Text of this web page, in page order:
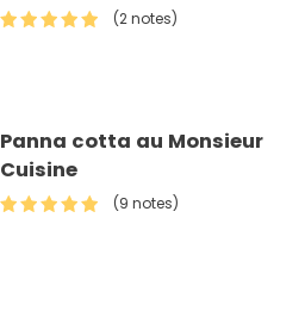
(2 notes)
Panna cotta au Monsieur
Cuisine
(9 notes)